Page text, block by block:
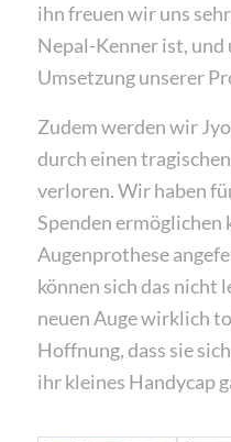
ihn freuen wir uns
Nepal-Kenner ist,
Umsetzung unserer
Zudem werden wir
durch einen
verloren. Wir haben
Spenden ermöglichen
Augenprothese
können sich das nicht
neuen Auge wirklich
Hoffnung, dass sie
ihr kleines Handycap